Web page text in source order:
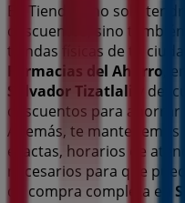
En Tiendeo, no solo
descuentos, sino
tiendas físicas de tu
Farmacias del Ahorro ,
Salvador Tizatlali
y
descuentos para ahorrar
Además, te mantenemos
exactas, horarios de
necesarios para que
de compra completa en